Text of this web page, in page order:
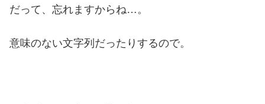
だって、忘れますからね…。
意味のない文字列だったりするので。